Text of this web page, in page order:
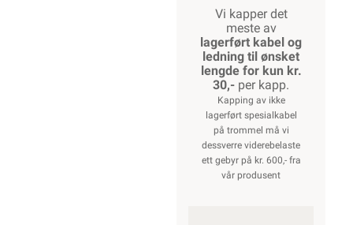
Vi kapper det
meste av
lagerført kabel og
ledning til ønsket
lengde for kun kr.
30,- per kapp.
Kapping av ikke
lagerført spesialkabel
på trommel må vi
dessverre viderebelaste
ett gebyr på kr. 600,- fra
vår produsent